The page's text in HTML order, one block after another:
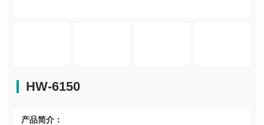
HW-6150
产品简介：